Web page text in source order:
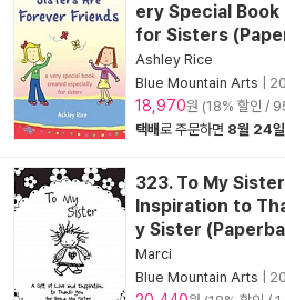
ery Special
for Sisters
Ashley Rice
Blue Mountain Arts
18,970원 (18% 할인 /
택배로 주문하면 8월 24일
323. To My
Inspiration to
y Sister
Marci
Blue Mountain Arts